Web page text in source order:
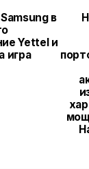
в
Yettel и
игра